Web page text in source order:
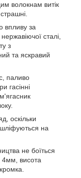
волокнам витік
впливу за
сталі,
з
та яскравий
паливо
гасінні
оскільки
шліфуються на
не боїться
4мм, висота